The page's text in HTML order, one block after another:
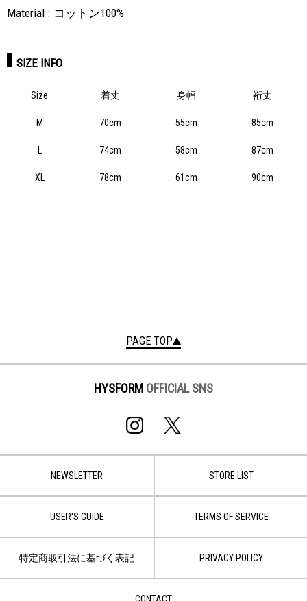
Material
コットン100%
SIZE INFO
Size 着丈 身幅 裄丈
M 70cm 55cm 85cm
L 74cm 58cm 87cm
XL 78cm 61cm 90cm
PAGE TOP
HYSFORM OFFICIAL SNS
NEWSLETTER STORE LIST
USER'S GUIDE TERMS OF SERVICE
特定商取引法に基づく表記 PRIVACY POLICY